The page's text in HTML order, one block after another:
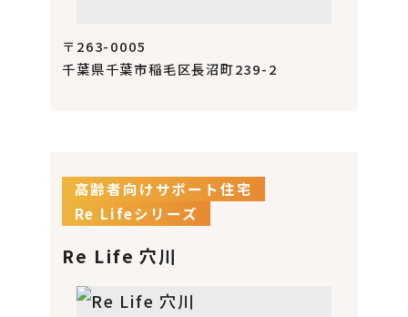
〒263-0005
千葉県千葉市稲毛区長沼町239-2
高齢者向けサポート住宅
Re Lifeシリーズ
Re Life 穴川